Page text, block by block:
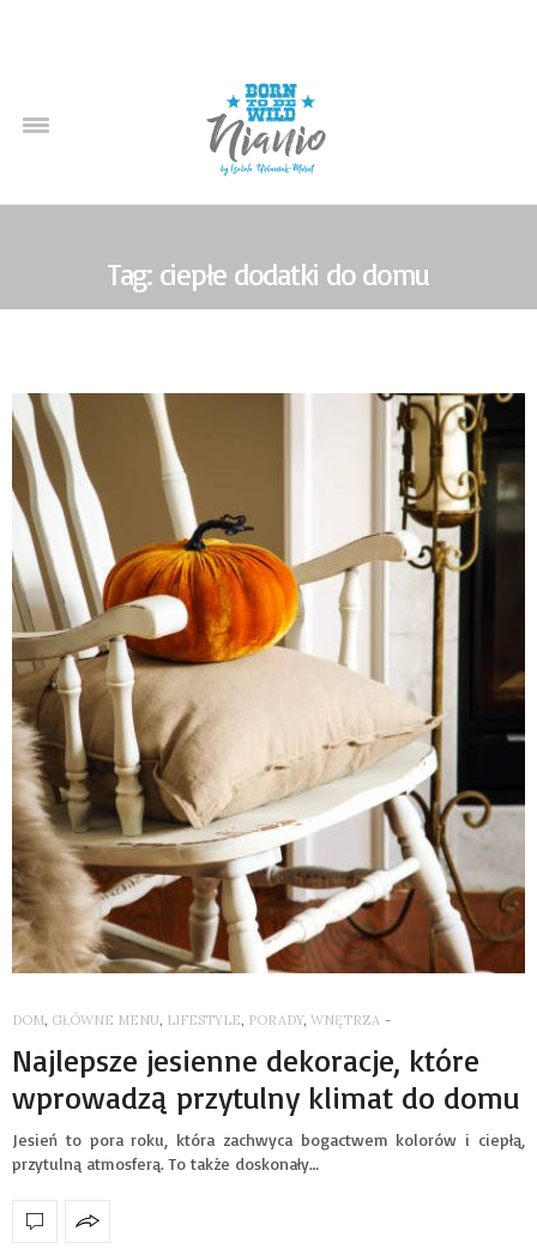
Tag: ciepłe dodatki do domu
DOM GŁÓWNE MENU LIFESTYLE PORADY, WNĘTRZA -
Najlepsze jesienne dekoracje, które
wprowadzą przytulny klimat do domu
Jesień to pora roku, która zachwyca bogactwem kolorów i ciepłą,
przytulną atmosferą. To także doskonały…